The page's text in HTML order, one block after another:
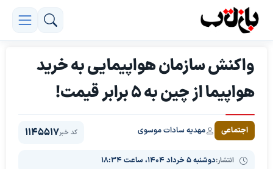
واکنش سازمان هواپیمایی به خرید
هواپیما از چین به 5 برابر قیمت!
اجتماعی مهدیه سادات موسوی
انتشار:دوشنبه ۵ خرداد ۱۴۰۴، ساعت ۱۸:۳۴
کد خبر1145517